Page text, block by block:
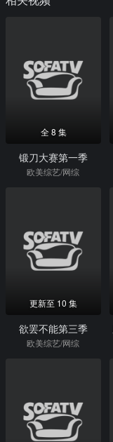
全 8 集
锻刀大赛第一季
欧美综艺/网综
更新至 10 集
欲罢不能第三季
欧美综艺/网综